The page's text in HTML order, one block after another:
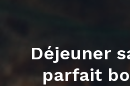
Déjeuner
parfait